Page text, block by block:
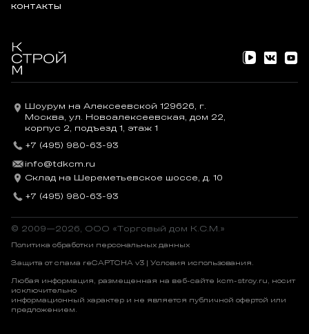
КОНТАКТЫ
Шоурум на Алексеевской 129626, г.
Москва, ул. Новоалексеевская, дом 22,
корпус 2, подъезд 1, этаж 1
+7 (495) 980-63-93
info@tdkcm.ru
Склад на Шереметьевское шоссе, д. 10
+7 (495) 980-63-93
© 2009—2026, OOO «Торговый дом К.С.М.»
Политика обработки персональных данных
Защита от спама reCAPTCHA v3 | Условия использования.
Любая информация, размещенная на веб-сайте kcm-stroy.ru, носит
исключительно
информационный характер и не является публичной офертой или
предложением.